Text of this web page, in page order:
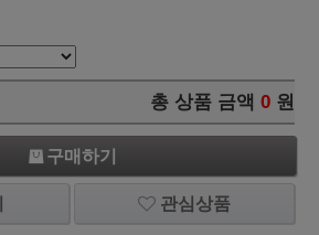
총 상품 금액 0 원
구매하기
관심상품